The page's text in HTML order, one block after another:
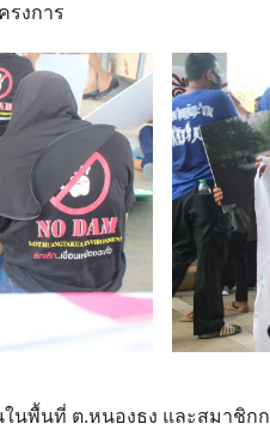
รงการ
นพื้นที่ ต.หนองธง และสมาชิก